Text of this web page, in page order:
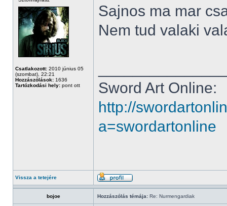
Csatlakozott: 2010 június 05
(szombat), 22:21
Hozzászólások: 1636
Tartózkodási hely: pont ott
Sajnos ma mar
Nem tud valaki
Sword Art Online:
http://
a=swordartonline
Vissza a tetejére
bojoe Hozzászólás témája: Re: Nurmengardiak